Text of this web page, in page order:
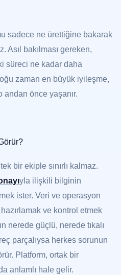
sadece ne ürettiğine bakarak
Asıl bakılması gereken,
süreci ne kadar daha
zaman en büyük iyileşme,
andan önce yaşanır.
bir ekiple sınırlı kalmaz.
yla ilişkili bilginin
ister. Veri ve operasyon
ve kontrol etmek
nerede güçlü, nerede tıkalı
parçalıysa herkes sorunun
Platform, ortak bir
anlamlı hale gelir.